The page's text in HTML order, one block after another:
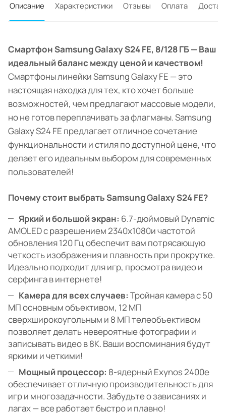
Описание Характеристики Отзывы Оплата
Смартфон Samsung Galaxy S24 FE, 8/128 ГБ — Ваш
идеальный баланс между ценой и качеством!
Смартфоны линейки Samsung Galaxy FE — это
настоящая находка для тех, кто хочет больше
возможностей, чем предлагают массовые модели,
но не готов переплачивать за флагманы. Samsung
Galaxy S24 FE предлагает отличное сочетание
функциональности и стиля по доступной цене, что
делает его идеальным выбором для современных
пользователей!
Почему стоит выбрать Samsung Galaxy S24 FE?
Яркий и большой экран: 6.7-дюймовый Dynamic
AMOLED с разрешением 2340x1080и частотой
обновления 120 Гц обеспечит вам потрясающую
четкость изображения и плавность при прокрутке.
Идеально подходит для игр, просмотра видео и
серфинга в интернете!
Камера для всех случаев: Тройная камера с 50
МП основным объективом, 12 МП
сверхширокоугольным и 8 МП телеобъективом
позволяет делать невероятные фотографии и
записывать видео в 8K. Ваши воспоминания будут
яркими и четкими!
Мощный процессор: 8-ядерный Exynos 2400e
обеспечивает отличную производительность для
игр и многозадачности. Забудьте о зависаниях и
лагах — все работает быстро и плавно!